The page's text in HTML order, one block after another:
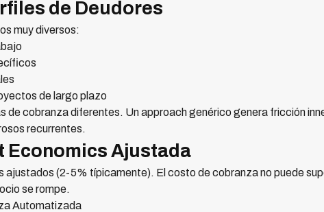
de Deudores
muy diversos:
de largo plazo
de cobranza diferentes. Un approach genérico genera fricción
recurrentes.
Economics Ajustada
ajustados (2-5% típicamente). El costo de cobranza no puede
se rompe.
Automatizada